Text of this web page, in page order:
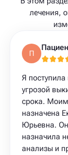
лечения,
П
Я поступила
угрозой
срока.
назначена
Юрьевна.
назначила
анализы и